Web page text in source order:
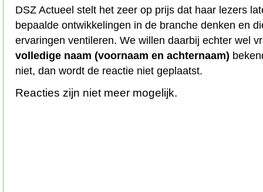
DSZ Actueel stelt het zeer op prijs dat haar lezers
bepaalde ontwikkelingen in de branche denken en
ervaringen ventileren. We willen daarbij echter wel
volledige naam (voornaam en achternaam)
niet, dan wordt de reactie niet geplaatst.
Reacties zijn niet meer mogelijk.